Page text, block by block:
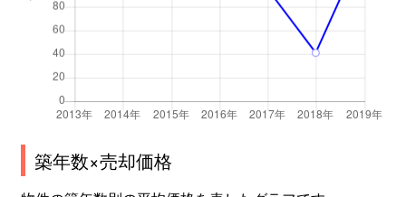
築年数×売却価格